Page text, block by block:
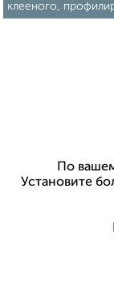
клееного,
По
Установите